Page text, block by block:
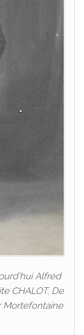
Alfred
CHALOT. De
Mortefontaine